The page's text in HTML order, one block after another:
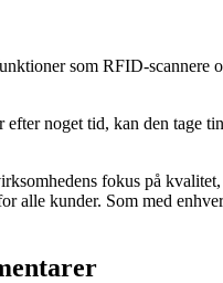
som RFID-scannere
noget tid, kan den tage
fokus på
alle kunder. Som med